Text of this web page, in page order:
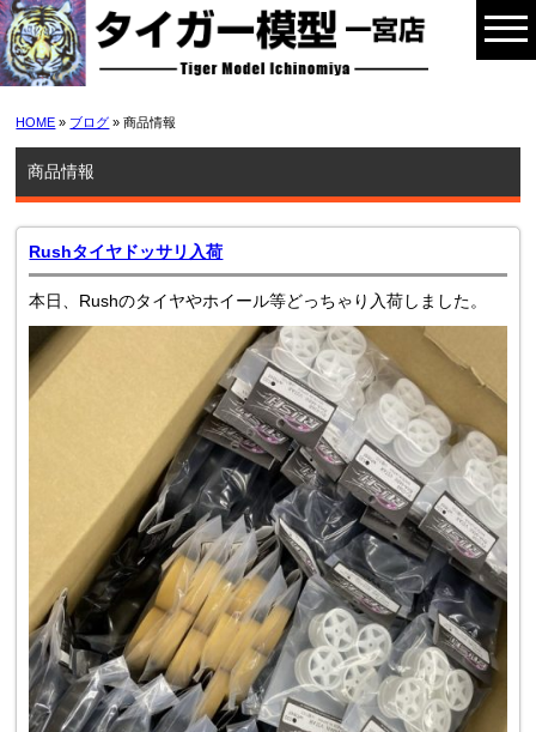
HOME » ブログ » 商品情報
商品情報
Rushタイヤドッサリ入荷
本日、Rushのタイヤやホイール等どっちゃり入荷しました。